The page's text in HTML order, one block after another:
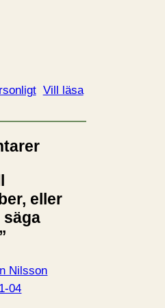
Vill läsa
eller
säga
Nilsson
04